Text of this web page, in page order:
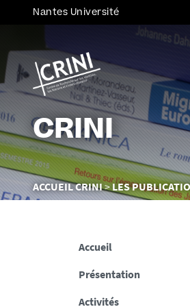
Nantes Université
CRINI
Vous
êtes
ACCUEIL CRINI LES
Accueil
Présentation
Activités